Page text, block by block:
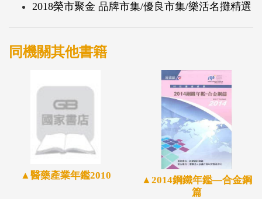
2018榮市聚金 品牌市集/優良市集/樂活名攤精選
同機關其他書籍
▲醫藥產業年鑑2010
▲2014鋼鐵年鑑—合金鋼
篇